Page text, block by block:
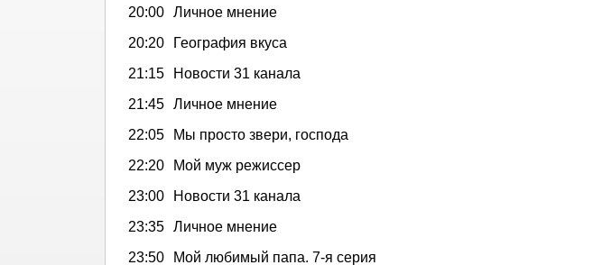
20:00 Личное мнение
20:20
География вкуса
21:15
Новости 31 канала
21:45 Личное мнение
22:05
Мы просто звери, господа
22:20
Мой муж режиссер
23:00
Новости 31 канала
23:35 Личное мнение
23:50
Мой любимый папа. 7-я серия